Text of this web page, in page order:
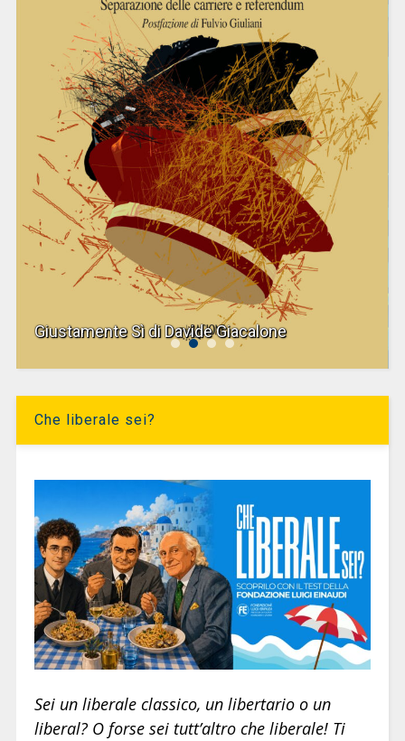
Giustamente Sì di Davide Giacalone
Che liberale sei?
Sei un liberale classico, un libertario o un
liberal? O forse sei tutt’altro che liberale! Ti